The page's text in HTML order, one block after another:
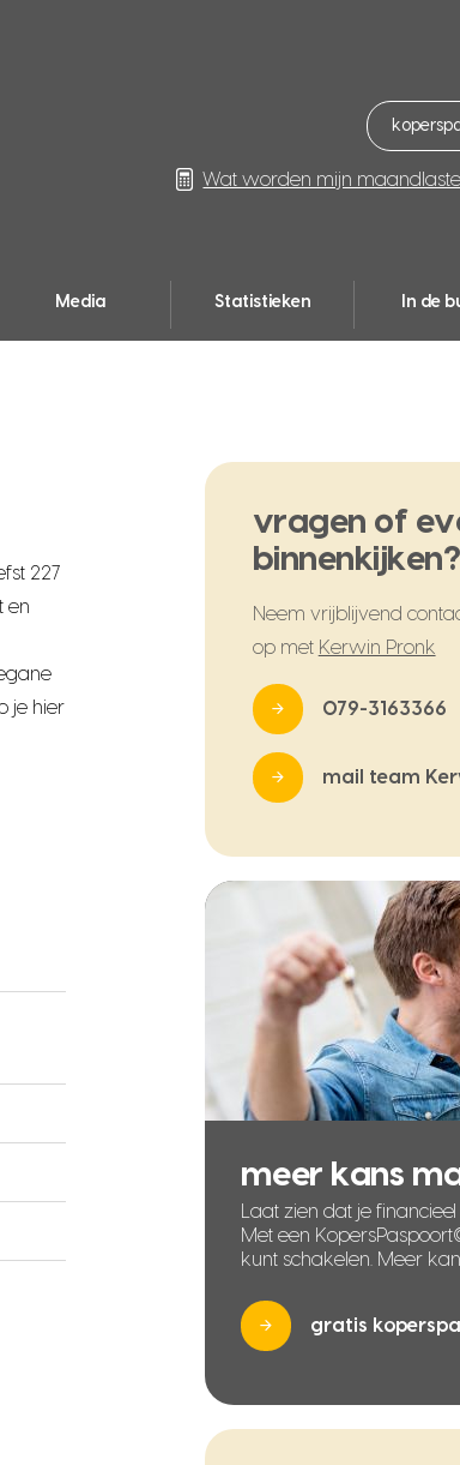
Wat worden mijn
Media Statistieken In de
227
en
je hier
vragen of
binnenkijken?
Neem vrijblijvend
op met Kerwin Pronk
079-3163366
mail team
meer kans
Laat zien dat je
Met een
kunt schakelen. Meer
gratis